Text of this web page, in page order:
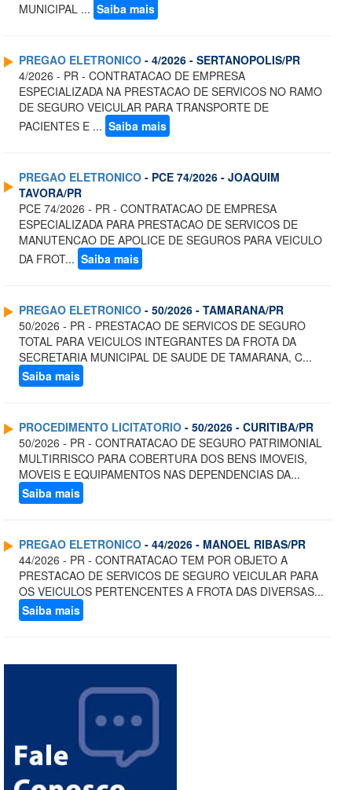
MUNICIPAL ... Saiba mais
PREGAO ELETRONICO - 4/2026 - SERTANOPOLIS/PR
4/2026 - PR - CONTRATACAO DE EMPRESA
ESPECIALIZADA NA PRESTACAO DE SERVICOS NO RAMO
DE SEGURO VEICULAR PARA TRANSPORTE DE
PACIENTES E ... Saiba mais
PREGAO ELETRONICO - PCE 74/2026 - JOAQUIM
TAVORA/PR
PCE 74/2026 - PR - CONTRATACAO DE EMPRESA
ESPECIALIZADA PARA PRESTACAO DE SERVICOS DE
MANUTENCAO DE APOLICE DE SEGUROS PARA VEICULO
DA FROT... Saiba mais
PREGAO ELETRONICO - 50/2026 - TAMARANA/PR
50/2026 - PR - PRESTACAO DE SERVICOS DE SEGURO
TOTAL PARA VEICULOS INTEGRANTES DA FROTA DA
SECRETARIA MUNICIPAL DE SAUDE DE TAMARANA, C...
Saiba mais
PROCEDIMENTO LICITATORIO - 50/2026 - CURITIBA/PR
50/2026 - PR - CONTRATACAO DE SEGURO PATRIMONIAL
MULTIRRISCO PARA COBERTURA DOS BENS IMOVEIS,
MOVEIS E EQUIPAMENTOS NAS DEPENDENCIAS DA...
Saiba mais
PREGAO ELETRONICO - 44/2026 - MANOEL RIBAS/PR
44/2026 - PR - CONTRATACAO TEM POR OBJETO A
PRESTACAO DE SERVICOS DE SEGURO VEICULAR PARA
OS VEICULOS PERTENCENTES A FROTA DAS DIVERSAS...
Saiba mais